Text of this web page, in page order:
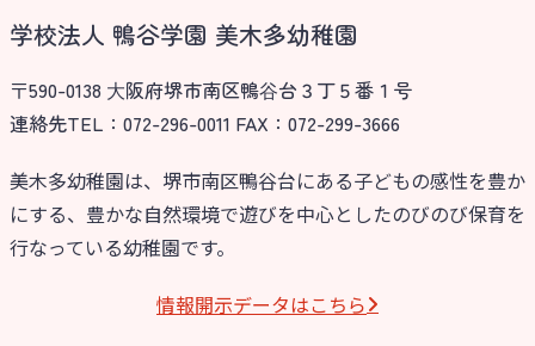
学校法人 鴨谷学園 美木多幼稚園
〒590-0138 ⼤阪府堺市南区鴨⾕台３丁５番１号
連絡先TEL：072-296-0011 FAX：072-299-3666
美木多幼稚園は、堺市南区鴨谷台にある子どもの感性を豊か
にする、豊かな自然環境で遊びを中心としたのびのび保育を
行なっている幼稚園です。
情報開⽰データはこちら